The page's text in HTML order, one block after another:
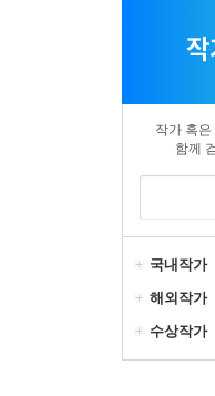
작가 혹
함께
국내작가
해외작가
수상작가